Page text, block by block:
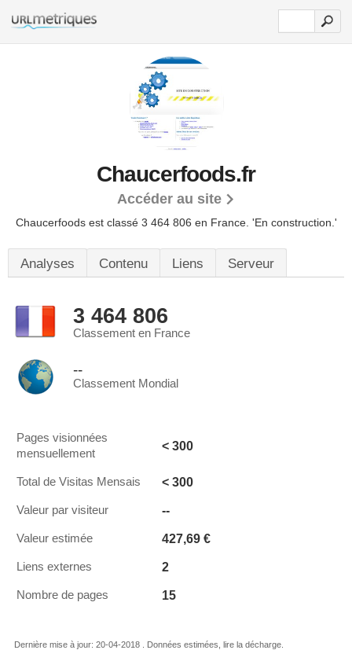
Chaucerfoods.fr
Accéder au site
Chaucerfoods est classé 3 464 806 en France. 'En construction.'
Analyses Contenu Liens Serveur
3 464 806
Classement en France
--
Classement Mondial
Pages visionnées
mensuellement
< 300
Total de Visitas Mensais < 300
Valeur par visiteur --
Valeur estimée 427,69 €
Liens externes 2
Nombre de pages 15
Dernière mise à jour: 20-04-2018 . Données estimées, lire la décharge.